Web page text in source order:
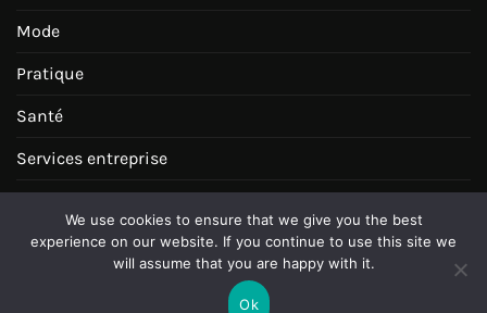
Mode
Pratique
Santé
Services entreprise
Transports
We use cookies to ensure that we give you the best
experience on our website. If you continue to use this site we
will assume that you are happy with it.
Ok